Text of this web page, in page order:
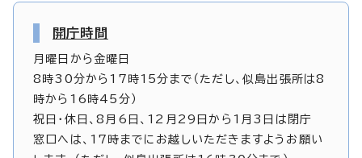
開庁時間
月曜日から金曜日
8時30分から17時15分まで（ただし、似島出張所は8
時から16時45分）
祝日・休日、8月6日、12月29日から1月3日は閉庁
窓口へは、17時までにお越しいただきますようお願い